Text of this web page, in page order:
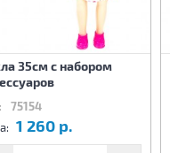
35см с набором
75154
1 260 р.